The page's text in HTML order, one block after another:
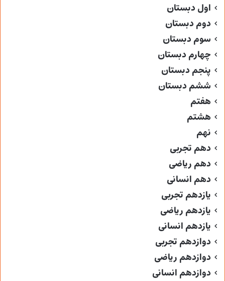
اول دبستان
دوم دبستان
سوم دبستان
چهارم دبستان
پنجم دبستان
ششم دبستان
هفتم
هشتم
نهم
دهم تجربی
دهم ریاضی
دهم انسانی
یازدهم تجربی
یازدهم ریاضی
یازدهم انسانی
دوازدهم تجربی
دوازدهم ریاضی
دوازدهم انسانی